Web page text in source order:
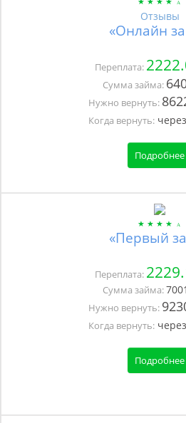
Отзывы
«Онлайн
Переплата:
Сумма займа:
Нужно вернуть:
Когда вернуть: через
Подробнее
«Первый
Переплата:
Сумма займа:7001
Нужно вернуть:
Когда вернуть: через
Подробнее